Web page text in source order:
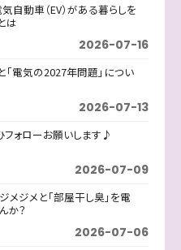
自動車（EV）がある暮らしを
は
2026-07-16
電気の2027年問題」につい
2026-07-13
ォローお願いします♪
2026-07-09
ジメと「部屋干し臭」を電
か？
2026-07-06